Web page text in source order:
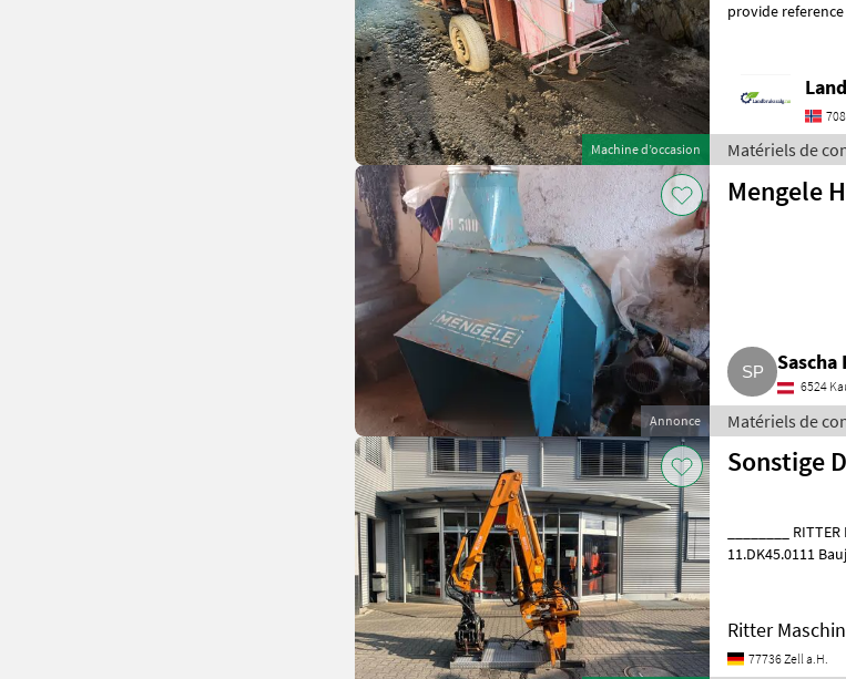
Machine d’occasion
provide
Matériels de
Annonce
Mengele
Sascha
6524
Matériels de
Sonstige
________ RITTER
11.DK45.0111
Ritter
77736 Zell a.H.